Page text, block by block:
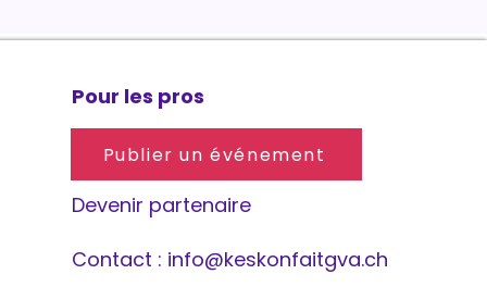
Pour les pros
Devenir partenaire
Contact : info@keskonfaitgva.ch
Publier un événement